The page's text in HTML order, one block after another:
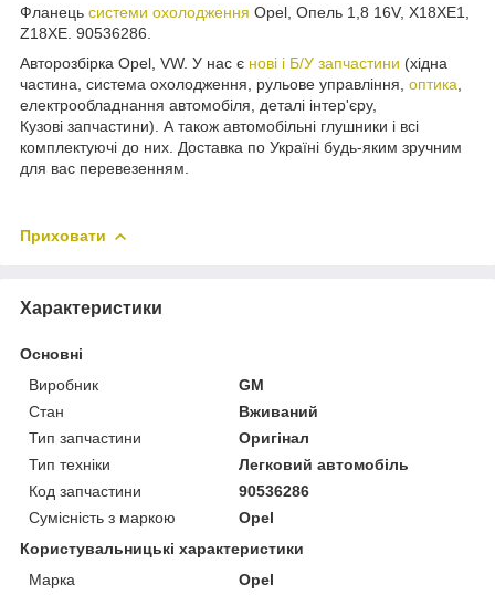
Фланець системи охолодження Opel, Опель 1,8 16V, X18XE1,
Z18XE. 90536286.
Авторозбірка Opel, VW. У нас є нові і Б/У запчастини (хідна
частина, система охолодження, рульове управління, оптика
електрообладнання автомобіля, деталі інтер'єру,
Кузові запчастини). А також автомобільні глушники і всі
комплектуючі до них. Доставка по Україні будь-яким зручним
для вас перевезенням.
Приховати
Характеристики
Основні
Виробник
GM
Стан
Вживаний
Тип запчастини
Оригінал
Тип техніки
Легковий автомобіль
Код запчастини
90536286
Сумісність з маркою
Opel
Користувальницькі характеристики
Марка
Opel